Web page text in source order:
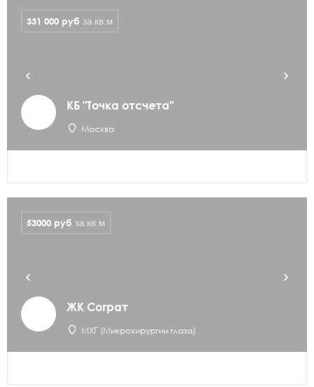
КБ "Точка отсчета"
Москва
331 000 руб за кв.м
ЖК Сограт
МХГ (Микрохирургии глаза)
53000 руб за кв.м